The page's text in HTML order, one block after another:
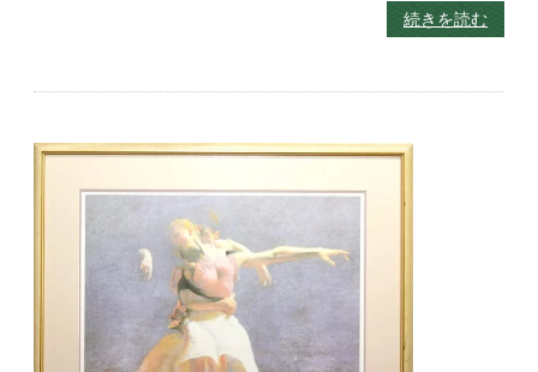
続きを読む